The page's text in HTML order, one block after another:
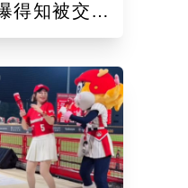
得知被交易